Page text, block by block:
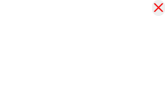
×
×